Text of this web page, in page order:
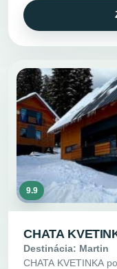
9.9
CHATA
Destinácia: Martin
CHATA KVETINKA